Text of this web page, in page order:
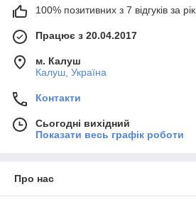
100% позитивних з 7 відгуків за рік
Працює з 20.04.2017
м. Калуш
Калуш, Україна
Контакти
Сьогодні вихідний
Показати весь графік роботи
Про нас